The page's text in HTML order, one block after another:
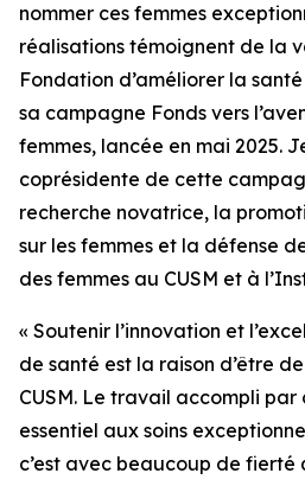
nommer ces femmes
réalisations témoignent de la
Fondation d’améliorer la
sa campagne Fonds vers
femmes, lancée en mai 2025.
coprésidente de cette
recherche novatrice, la
sur les femmes et la défense
des femmes au CUSM et à
« Soutenir l’innovation et
de santé est la raison d’être
CUSM. Le travail accompli par
essentiel aux soins
c’est avec beaucoup de fierté